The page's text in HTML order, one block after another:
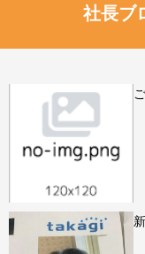
社長ブ